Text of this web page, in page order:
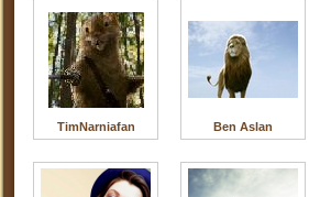
TimNarniafan Ben Aslan